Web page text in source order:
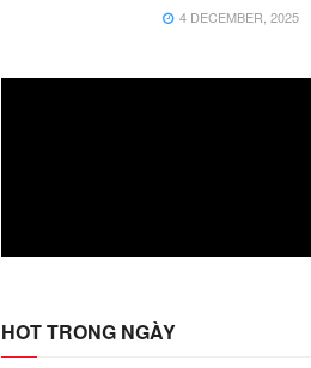
4 DECEMBER, 2025
HOT TRONG NGÀY